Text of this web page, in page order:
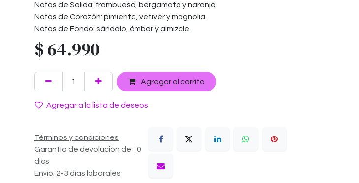
Notas de Salida: frambuesa, bergamota y naranja.
Notas de Corazón: pimienta, vetiver y magnolia.
Notas de Fondo: sándalo, ámbar y almizcle.
$ 64.990
Agregar al carrito
Agregar a la lista de deseos
Términos y condiciones
Garantía de devolución de 10
días
Envío: 2-3 días laborales